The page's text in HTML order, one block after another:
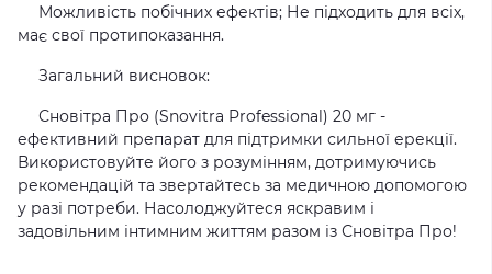
Можливість побічних ефектів; Не підходить для всіх,
має свої протипоказання.
Загальний висновок:
Сновітра Про (Snovitra Professional) 20 мг -
ефективний препарат для підтримки сильної ерекції.
Використовуйте його з розумінням, дотримуючись
рекомендацій та звертайтесь за медичною допомогою
у разі потреби. Насолоджуйтеся яскравим і
задовільним інтимним життям разом із Сновітра Про!